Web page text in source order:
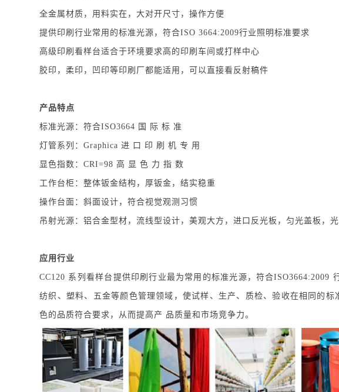
全金属材质，用料实在，大对开尺寸，操作方便
提供印刷行业常用的标准光源，符合ISO 3664:2009行业照明标准要求
高级印刷看样台适合于环境要求高的印刷车间或打样中心
胶印，柔印，凹印等印刷厂都能适用，可以直接看反射稿件
产品特点
标准光源：符合ISO3664 国 际 标 准
灯管系列：Graphica 进 口 印 刷 机 专 用
显色指数：CRI=98 高 显 色 力 指 数
工作台柜：整体钣金结构，厚钣金，结实稳重
操作台面：斜面设计，符合视觉观测习惯
吊射光源：铝合金型材，流线型设计，美观大方，进口反光板，匀光盖板，
应用行业
CC120 系列看样台提供印刷行业最为常用的标准光源，符合ISO3664:2009
纺织、塑料、五金等颜色管理领域，使试样、生产、质检、验收在相同的
色的品质符合要求，从而提高产 品质量和市场竞争力。